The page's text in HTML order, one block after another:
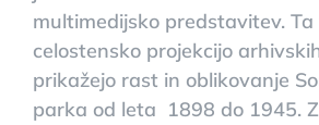
multimedijsko predstavitev. Ta
celostensko projekcijo
prikažejo rast in oblikovanje
parka od leta 1898 do 1945.